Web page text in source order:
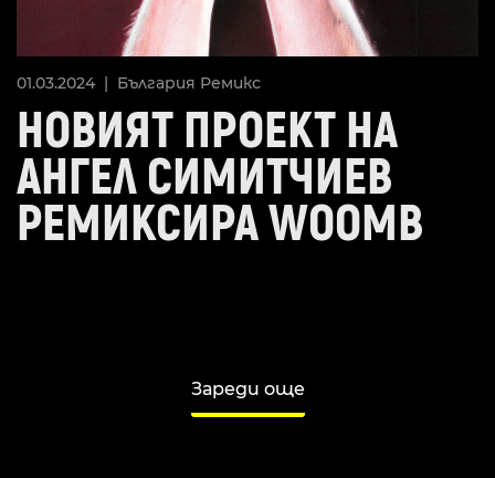
01.03.2024 | България Ремикс
НОВИЯТ ПРОЕКТ НА
АНГЕЛ СИМИТЧИЕВ
РЕМИКСИРА WOOMB
Зареди още